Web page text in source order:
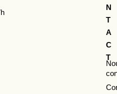
N
T
A
C
T